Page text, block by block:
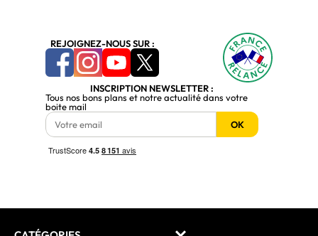
REJOIGNEZ-NOUS SUR :
INSCRIPTION NEWSLETTER :
Tous nos bons plans et notre actualité dans votre
boite mail
OK